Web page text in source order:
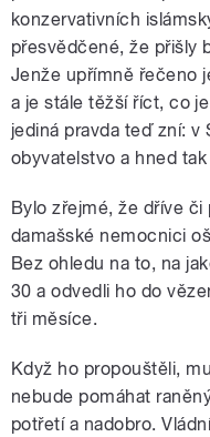
konzervativních
přesvědčené, že přišly
Jenže upřímně řečeno
a je stále těžší říct, co
jediná pravda teď zní: v
obyvatelstvo a hned
Bylo zřejmé, že dříve
damašské nemocnici
Bez ohledu na to, na
30 a odvedli ho do
tři měsíce.
Když ho propouštěli,
nebude pomáhat
potřetí a nadobro.